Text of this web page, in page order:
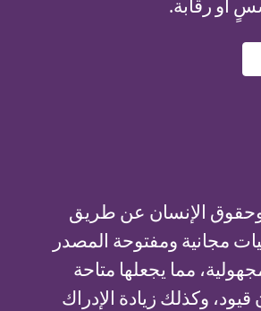
أو رقابة.
الإنسان عن طريق
مجانية ومفتوحة المصدر
مما يجعلها متاحة
وكذلك زيادة الإدراك